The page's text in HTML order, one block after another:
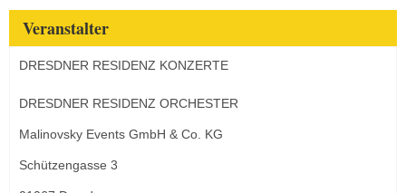
Veranstalter
DRESDNER RESIDENZ KONZERTE
DRESDNER RESIDENZ ORCHESTER
Malinovsky Events GmbH & Co. KG
Schützengasse 3